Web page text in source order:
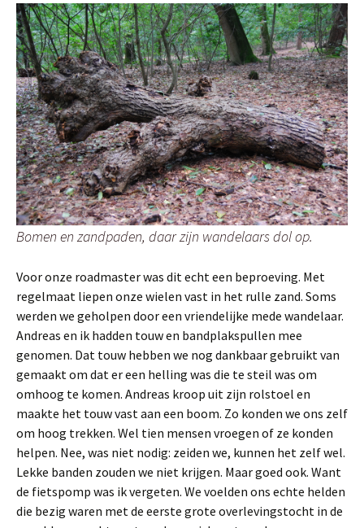
Bomen en zandpaden, daar zijn wandelaars dol op.
Voor onze roadmaster was dit echt een beproeving. Met
regelmaat liepen onze wielen vast in het rulle zand. Soms
werden we geholpen door een vriendelijke mede wandelaar.
Andreas en ik hadden touw en bandplakspullen mee
genomen. Dat touw hebben we nog dankbaar gebruikt van
gemaakt om dat er een helling was die te steil was om
omhoog te komen. Andreas kroop uit zijn rolstoel en
maakte het touw vast aan een boom. Zo konden we ons zelf
om hoog trekken. Wel tien mensen vroegen of ze konden
helpen. Nee, was niet nodig: zeiden we, kunnen het zelf wel.
Lekke banden zouden we niet krijgen. Maar goed ook. Want
de fietspomp was ik vergeten. We voelden ons echte helden
die bezig waren met de eerste grote overlevingstocht in de